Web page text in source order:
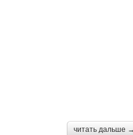
читать дальше →